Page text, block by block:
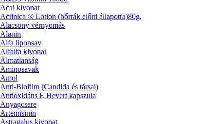
Acai kivonat
Actinica ® Lotion (bőrrák előtti állapotra)80g,
Alacsony vérnyomás
Alanin
Alfa liponsav
Alfalfa kivonat
Álmatlanság
Aminosavak
Amol
Anti-Biofilm (Candida és társai)
Antioxidáns E Hevert kapszula
Anyagcsere
Artemisinin
Astragalus kivonat